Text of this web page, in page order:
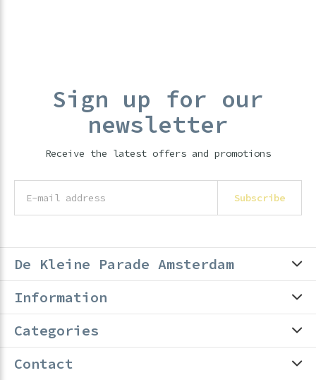
Sign up for our
newsletter
Receive the latest offers and promotions
Subscribe
De Kleine Parade Amsterdam
Information
Categories
Contact